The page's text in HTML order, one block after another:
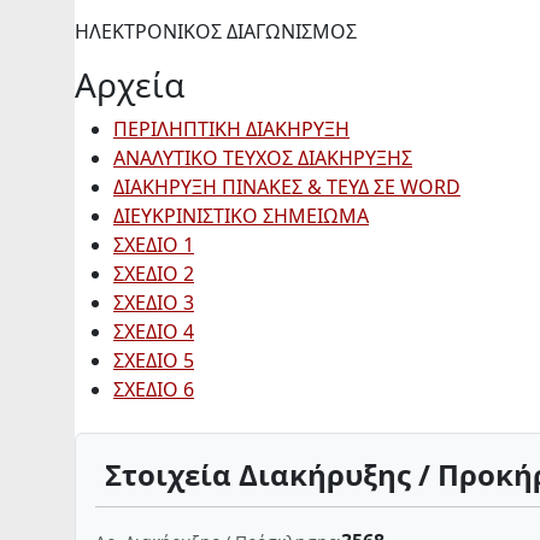
ΗΛΕΚΤΡΟΝΙΚΟΣ ΔΙΑΓΩΝΙΣΜΟΣ
Αρχεία
ΠΕΡΙΛΗΠΤΙΚΗ ΔΙΑΚΗΡΥΞΗ
ΑΝΑΛΥΤΙΚΟ ΤΕΥΧΟΣ ΔΙΑΚΗΡΥΞΗΣ
ΔΙΑΚΗΡΥΞΗ ΠΙΝΑΚΕΣ & ΤΕΥΔ ΣΕ WORD
ΔΙΕΥΚΡΙΝΙΣΤΙΚΟ ΣΗΜΕΙΩΜΑ
ΣΧΕΔΙΟ 1
ΣΧΕΔΙΟ 2
ΣΧΕΔΙΟ 3
ΣΧΕΔΙΟ 4
ΣΧΕΔΙΟ 5
ΣΧΕΔΙΟ 6
Στοιχεία Διακήρυξης /